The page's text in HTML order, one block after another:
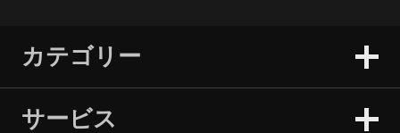
カテゴリー
サービス